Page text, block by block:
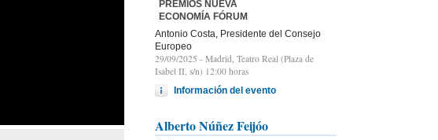
PREMIOS NUEVA
ECONOMÍA FÓRUM
Antonio Costa, Presidente del Consejo
Europeo
29/09/2025 - Madrid, Teatro Real (Plaza de
Isabel II, s/n) 12:00 horas
Información del evento
Alberto Núñez Feijóo